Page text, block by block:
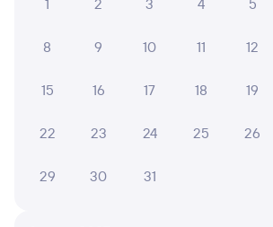
1
2 3 4 5
8 9 10 11 12
15 16 17 18 19
22 23 24 25 26
29 30 31